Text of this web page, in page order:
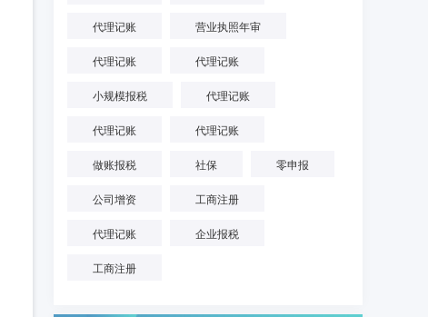
代理记账 营业执照年审
代理记账 代理记账
小规模报税 代理记账
代理记账 代理记账
做账报税 社保 零申报
公司增资 工商注册
代理记账 企业报税
工商注册